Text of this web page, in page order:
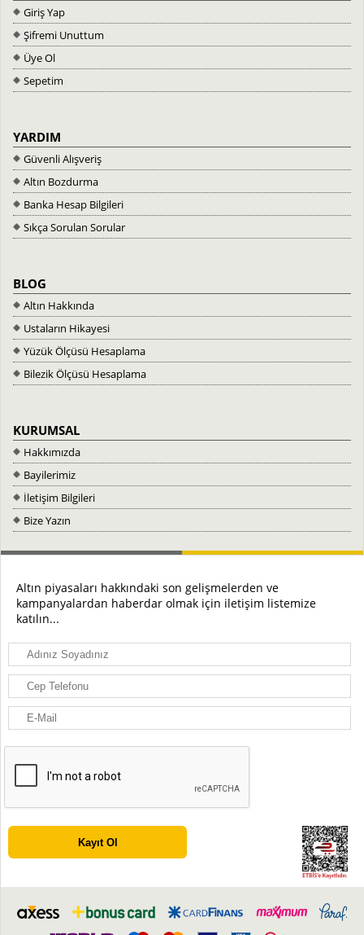
Giriş Yap
Şifremi Unuttum
Üye Ol
Sepetim
YARDIM
Güvenli Alışveriş
Altın Bozdurma
Banka Hesap Bilgileri
Sıkça Sorulan Sorular
BLOG
Altın Hakkında
Ustaların Hikayesi
Yüzük Ölçüsü Hesaplama
Bilezik Ölçüsü Hesaplama
KURUMSAL
Hakkımızda
Bayilerimiz
İletişim Bilgileri
Bize Yazın
Altın piyasaları hakkındaki son gelişmelerden ve
kampanyalardan haberdar olmak için iletişim listemize
katılın...